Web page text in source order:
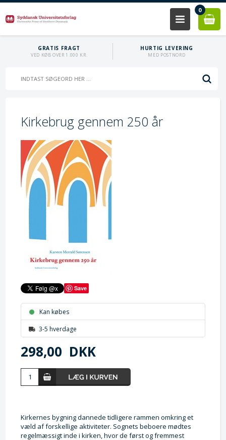
0
GRATIS FRAGT
VED KØB OVER 1.000 KR.
HURTIG LEVERING
MED POSTNORD
Kirkebrug gennem 250 år
Save
Kan købes
3-5 hverdage
298,00 DKK
Kirkernes bygning dannede tidligere rammen omkring et
væld af forskellige aktiviteter. Sognets beboere mødtes
regelmæssigt inde i kirken, hvor de først og fremmest